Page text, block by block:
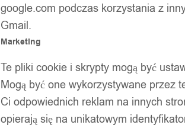
google.com podczas korzystania z
Gmail.
Marketing
Te pliki cookie i skrypty mogą być
Mogą być one wykorzystywane przez
Ci odpowiednich reklam na innych
opierają się na unikatowym